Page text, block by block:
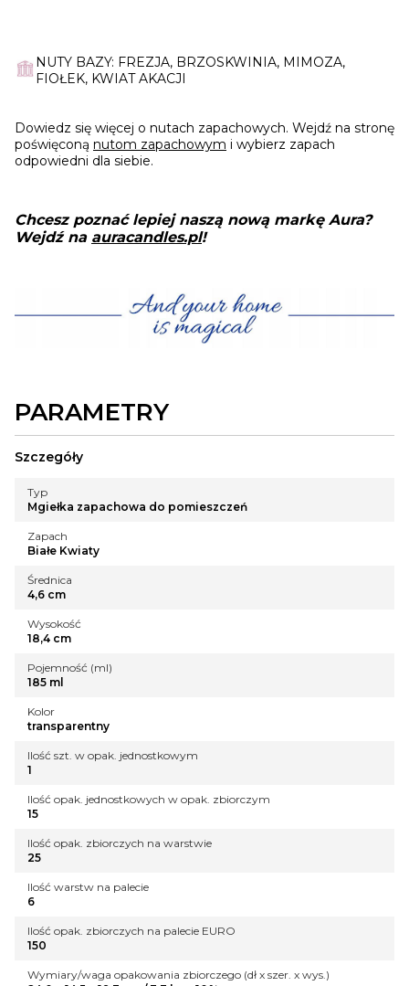
NUTY BAZY: FREZJA, BRZOSKWINIA, MIMOZA,
FIOŁEK, KWIAT AKACJI
Dowiedz się więcej o nutach zapachowych. Wejdź na stronę
poświęconą nutom zapachowym i wybierz zapach
odpowiedni dla siebie.
Chcesz poznać lepiej naszą nową markę Aura?
Wejdź na auracandles.pl!
PARAMETRY
Szczegóły
Typ
Mgiełka zapachowa do pomieszczeń
Zapach
Białe Kwiaty
Średnica
4,6 cm
Wysokość
18,4 cm
Pojemność (ml)
185 ml
Kolor
transparentny
Ilość szt. w opak. jednostkowym
1
Ilość opak. jednostkowych w opak. zbiorczym
15
Ilość opak. zbiorczych na warstwie
25
Ilość warstw na palecie
6
Ilość opak. zbiorczych na palecie EURO
150
Wymiary/waga opakowania zbiorczego (dł x szer. x wys.)